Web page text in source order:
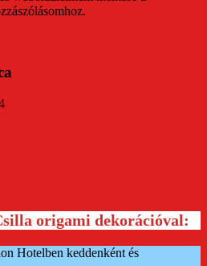
origami dekorációval:
Hotelben keddenként és